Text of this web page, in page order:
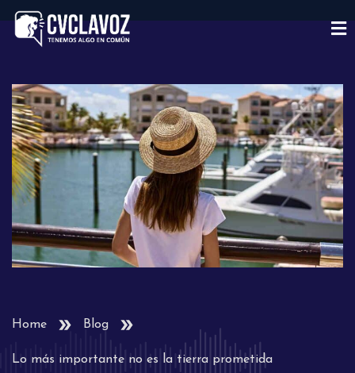
Home Blog
Lo más importante no es la tierra prometida